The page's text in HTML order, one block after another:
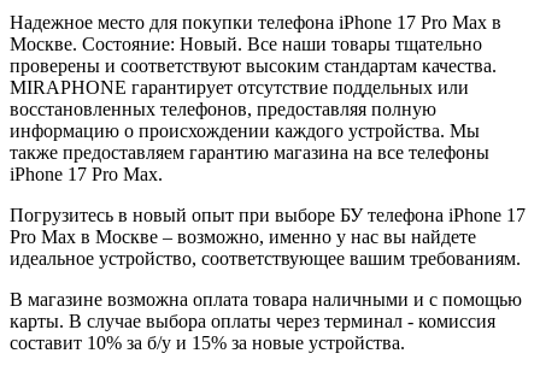
Надежное место для покупки телефона iPhone 17 Pro Max в
Москве. Состояние: Новый. Все наши товары тщательно
проверены и соответствуют высоким стандартам качества.
MIRAPHONE гарантирует отсутствие поддельных или
восстановленных телефонов, предоставляя полную
информацию о происхождении каждого устройства. Мы
также предоставляем гарантию магазина на все телефоны
iPhone 17 Pro Max.
Погрузитесь в новый опыт при выборе БУ телефона iPhone 17
Pro Max в Москве – возможно, именно у нас вы найдете
идеальное устройство, соответствующее вашим требованиям.
В магазине возможна оплата товара наличными и с помощью
карты. В случае выбора оплаты через терминал - комиссия
составит 10% за б/у и 15% за новые устройства.